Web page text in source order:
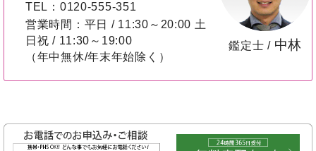
TEL：0120-555-351
営業時間：平日 / 11:30～20:00 土
日祝 / 11:30～19:00
（年中無休/年末年始除く）
鑑定士 / 中林